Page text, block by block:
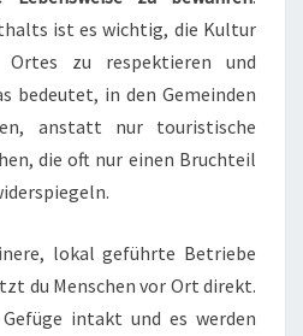
ist es wichtig, die Kultur
zu respektieren und
bedeutet, in den Gemeinden
anstatt nur touristische
die oft nur einen Bruchteil
lokal geführte Betriebe
du Menschen vor Ort direkt.
intakt und es werden